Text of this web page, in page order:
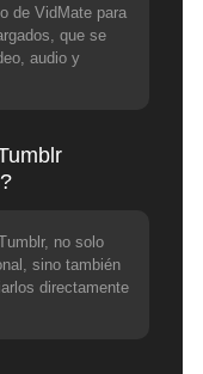
de VidMate para
que se
audio y
no solo
sino también
directamente